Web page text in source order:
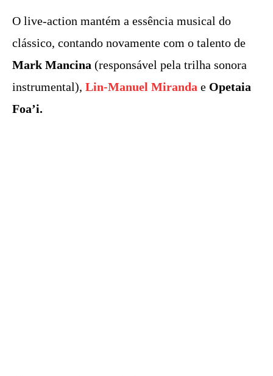
O live-action mantém a essência musical do
clássico, contando novamente com o talento de
Mark Mancina (responsável pela trilha sonora
instrumental), Lin-Manuel Miranda e Opetaia
Foa’i.